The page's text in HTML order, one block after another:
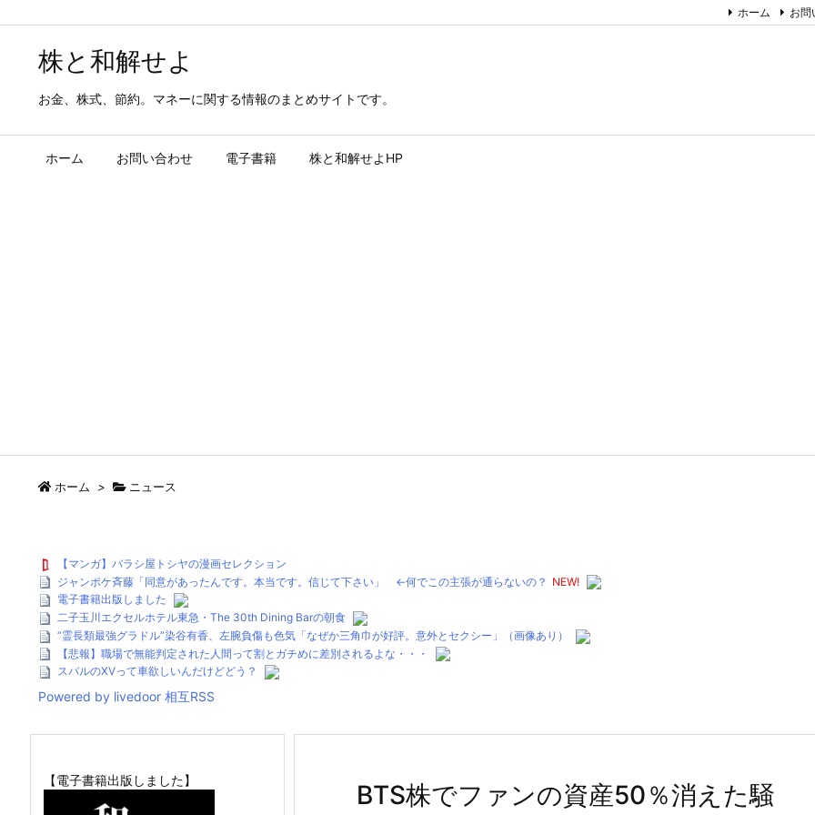
株と和解せよ
お金、株式、節約。マネーに関する情報のまとめサイトです。
ホーム お問い合わせ 電子書籍 株と和解せよHP
ホーム お問
ホーム > ニュース
【マンガ】バラシ屋トシヤの漫画セレクション
ジャンポケ斉藤「同意があったんです。本当です。信じて下さい」 ←何でこの主張が通らないの？ NEW!
電子書籍出版しました
二子玉川エクセルホテル東急・The 30th Dining Barの朝食
“霊長類最強グラドル”染谷有香、左腕負傷も色気「なぜか三角巾が好評。意外とセクシー」（画像あり）
【悲報】職場で無能判定された人間って割とガチめに差別されるよな・・・
スバルのXVって車欲しいんだけどどう？
Powered by livedoor 相互RSS
BTS株でファンの資産50％消えた騒
【電子書籍出版しました】